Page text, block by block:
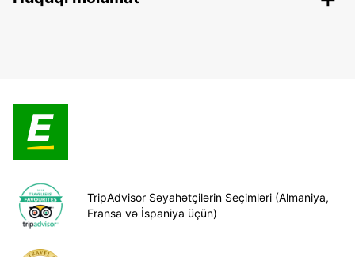
TripAdvisor Səyahətçilərin Seçimləri (Almaniya,
Fransa və İspaniya üçün)